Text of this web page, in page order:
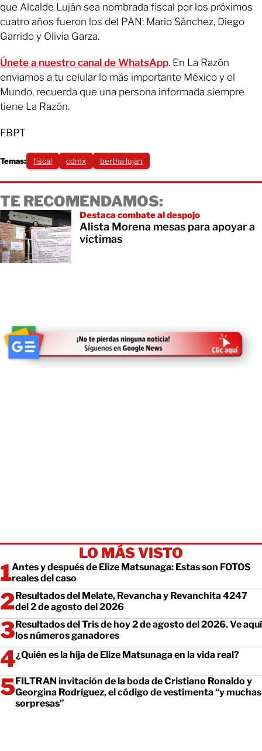
que Alcalde Luján sea nombrada fiscal por los próximos
cuatro años fueron los del PAN: Mario Sánchez, Diego
Garrido y Olivia Garza.
Únete a nuestro canal de WhatsApp. En La Razón
enviamos a tu celular lo más importante México y el
Mundo, recuerda que una persona informada siempre
tiene La Razón.
FBPT
Temas: fiscal cdmx bertha lujan
TE RECOMENDAMOS:
Destaca combate al despojo
Alista Morena mesas para apoyar a
víctimas
LO MÁS VISTO
Antes y después de Elize Matsunaga: Estas son FOTOS
reales del caso
Resultados del Melate, Revancha y Revanchita 4247
del 2 de agosto del 2026
Resultados del Tris de hoy 2 de agosto del 2026. Ve aquí
los números ganadores
¿Quién es la hija de Elize Matsunaga en la vida real?
FILTRAN invitación de la boda de Cristiano Ronaldo y
Georgina Rodríguez, el código de vestimenta “y muchas
sorpresas”